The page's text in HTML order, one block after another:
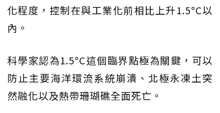
化程度，控制在與工業化前相比上升1.5°C以
內。
科學家認為1.5°C這個臨界點極為關鍵，可以
防止主要海洋環流系統崩潰、北極永凍土突
然融化以及熱帶珊瑚礁全面死亡。